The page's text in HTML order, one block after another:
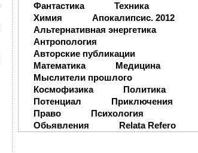
Фантастика
Техника
Химия
Апокалипсис. 2012
Альтернативная энергетика
Антропология
Авторские публикации
Математика
Медицина
Мыслители прошлого
Космофизика
Политика
Потенциал
Приключения
Право
Психология
Обьявления
Relata Refero